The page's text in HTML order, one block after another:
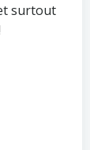
surtout